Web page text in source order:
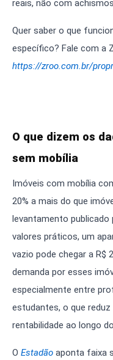
reais, não com
Quer saber o que
específico? Fale com a
https://zroo.com.br/
O que dizem os
sem mobília
Imóveis com mobília
20% a mais do que
levantamento publicado
valores práticos, um
vazio pode chegar a R$
demanda por esses
especialmente entre
estudantes, o que
rentabilidade ao longo
O Estadão aponta faixa